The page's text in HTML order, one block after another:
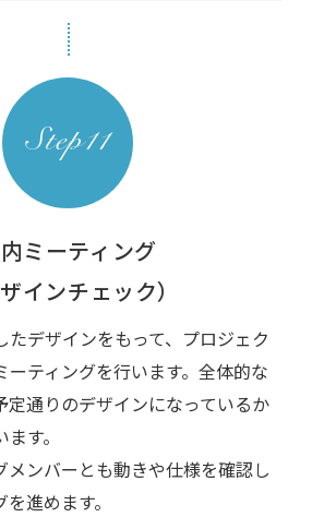
ミーティング
ザインチェック）
たデザインをもって、プロジェク
ーティングを行います。全体的な
定通りのデザインになっているか
す。
メンバーとも動きや仕様を確認し
進めます。